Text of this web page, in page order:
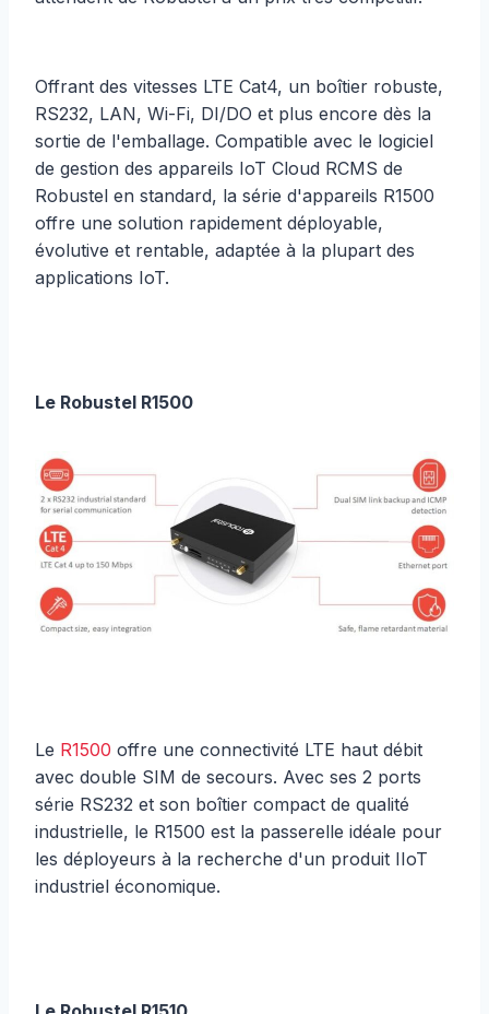
Offrant des vitesses LTE Cat4, un boîtier robuste,
RS232, LAN, Wi-Fi, DI/DO et plus encore dès la
sortie de l'emballage. Compatible avec le logiciel
de gestion des appareils IoT Cloud RCMS de
Robustel en standard, la série d'appareils R1500
offre une solution rapidement déployable,
évolutive et rentable, adaptée à la plupart des
applications IoT.
Le Robustel R1500
Le R1500 offre une connectivité LTE haut débit
avec double SIM de secours. Avec ses 2 ports
série RS232 et son boîtier compact de qualité
industrielle, le R1500 est la passerelle idéale pour
les déployeurs à la recherche d'un produit IIoT
industriel économique.